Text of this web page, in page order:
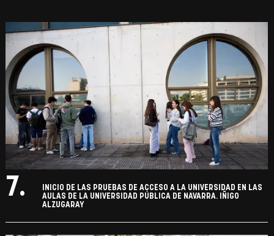
7.
INICIO DE LAS PRUEBAS DE ACCESO A LA UNIVERSIDAD EN LAS
AULAS DE LA UNIVERSIDAD PÚBLICA DE NAVARRA. IÑIGO
ALZUGARAY